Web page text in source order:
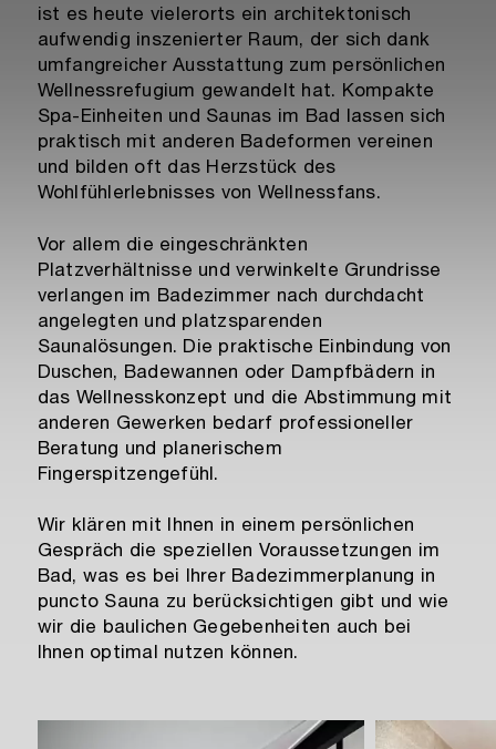
ist es heute vielerorts ein architektonisch
aufwendig inszenierter Raum, der sich dank
umfangreicher Ausstattung zum persönlichen
Wellnessrefugium gewandelt hat. Kompakte
Spa-Einheiten und Saunas im Bad lassen sich
praktisch mit anderen Badeformen vereinen
und bilden oft das Herzstück des
Wohlfühlerlebnisses von Wellnessfans.
Vor allem die eingeschränkten
Platzverhältnisse und verwinkelte Grundrisse
verlangen im Badezimmer nach durchdacht
angelegten und platzsparenden
Saunalösungen. Die praktische Einbindung von
Duschen, Badewannen oder Dampfbädern in
das Wellnesskonzept und die Abstimmung mit
anderen Gewerken bedarf professioneller
Beratung und planerischem
Fingerspitzengefühl.
Wir klären mit Ihnen in einem persönlichen
Gespräch die speziellen Voraussetzungen im
Bad, was es bei Ihrer Badezimmerplanung in
puncto Sauna zu berücksichtigen gibt und wie
wir die baulichen Gegebenheiten auch bei
Ihnen optimal nutzen können.